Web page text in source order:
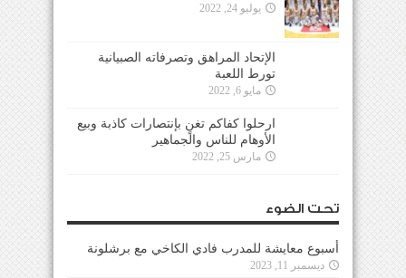
يوليو 24, 2022
الإتحاد المراهق وتصرفاته الصبيانية
تورط اللعبة
مايو 6, 2022
ارحلوا كفاكم تغنٍ بإنتصارات كاذبة وبيع
الأوهام للناس والجماهير
مارس 25, 2022
تحت الضوء
أسبوع معايشة للمدرب فادي الكاخي مع برشلونة
ديسمبر 11, 2023